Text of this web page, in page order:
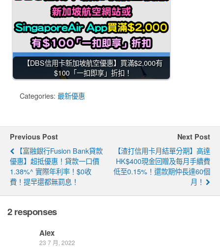
【DBS信用卡新加坡航空優惠】買滿$2,000有
$100「一扣即享」折扣！
Categories: 最新優惠
Previous Post
【富融銀行Fusion Bank貸款
優惠】超抵優惠！貸款一口價
1.38%^ 實際年利率！$0收
費！提早還都無罰息！
Next Post
【渣打信用卡月結單分期】高達
HK$400現金回贈及每月手續費
低至0.15%！還款期仲長達60個
月！
2 responses
Alex
23 7 月, 2022